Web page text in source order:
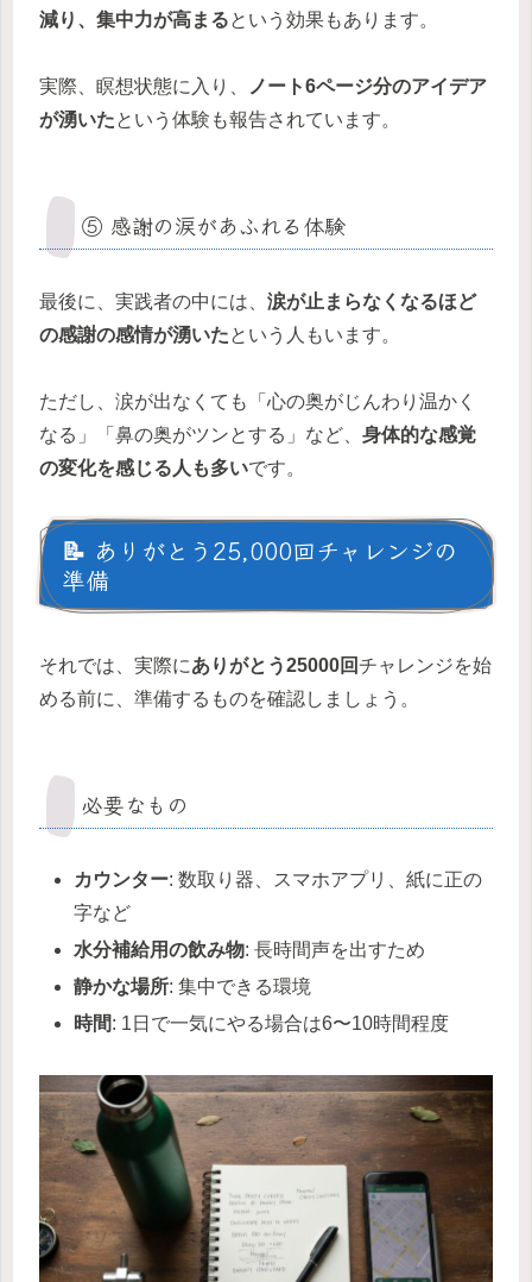
減り、集中力が高まるという効果もあります。
実際、瞑想状態に入り、
ノート6ページ分のアイデア
が湧いたという体験も報告されています。
⑤ 感謝の涙があふれる体験
最後に、実践者の中には、 涙が止まらなくなるほど
の感謝の感情が湧いたという人もいます。
ただし、涙が出なくても「心の奥がじんわり温かく
なる」「鼻の奥がツンとする」など、 身体的な感覚
の変化を感じる人も多いです。
📝 ありがとう25,000回チャレンジの
準備
それでは、実際にありがとう25000回チャレンジを始
める前に、準備するものを確認しましょう。
必要なもの
カウンター: 数取り器、スマホアプリ、紙に正の
字など
水分補給用の飲み物: 長時間声を出すため
静かな場所: 集中できる環境
時間: 1日で一気にやる場合は6〜10時間程度